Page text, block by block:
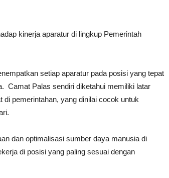
kinerja aparatur di lingkup Pemerintah
setiap aparatur pada posisi yang tepat
Camat Palas sendiri diketahui memiliki latar
pemerintahan, yang dinilai cocok untuk
dan optimalisasi sumber daya manusia di
di posisi yang paling sesuai dengan